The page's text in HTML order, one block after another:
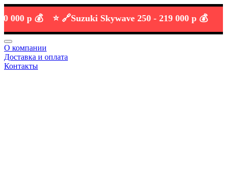
р 💰 ⭐️ 🔗Suzuki Skywave 250 -219 000 р 💰
О компании
Доставка и оплата
Контакты